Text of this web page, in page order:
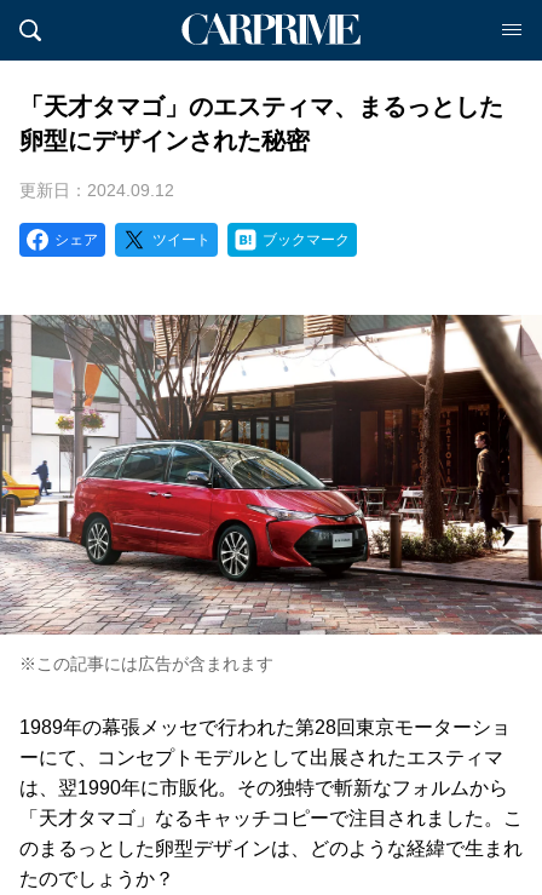
「天才タマゴ」のエスティマ、まるっとした
卵型にデザインされた秘密
更新日：2024.09.12
シェア ツイート ブックマーク
※この記事には広告が含まれます
1989年の幕張メッセで行われた第28回東京モーターショ
ーにて、コンセプトモデルとして出展されたエスティマ
は、翌1990年に市販化。その独特で斬新なフォルムから
「天才タマゴ」なるキャッチコピーで注目されました。こ
のまるっとした卵型デザインは、どのような経緯で生まれ
たのでしょうか？